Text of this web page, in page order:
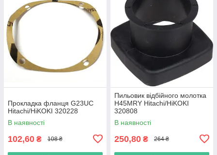
Прокладка фланця G23UC
Hitachi/HiKOKI 320228
В наявності
102,60 ₴ 108 ₴
Пильовик відбійного молотка
H45MRY Hitachi/HiKOKI
320808
В наявності
250,80 ₴ 264 ₴